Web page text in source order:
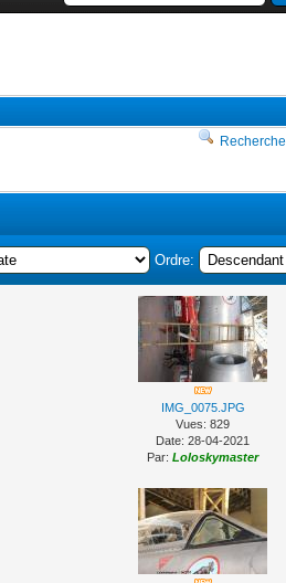
Recherche
Ordre:
IMG_0075.JPG
Vues: 829
Date: 28-04-2021
Par:Loloskymaster